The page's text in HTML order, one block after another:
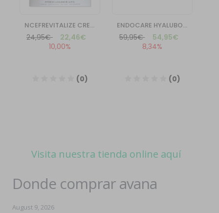
Visita nuestra tienda online aquí
Donde comprar avana
August 9, 2026